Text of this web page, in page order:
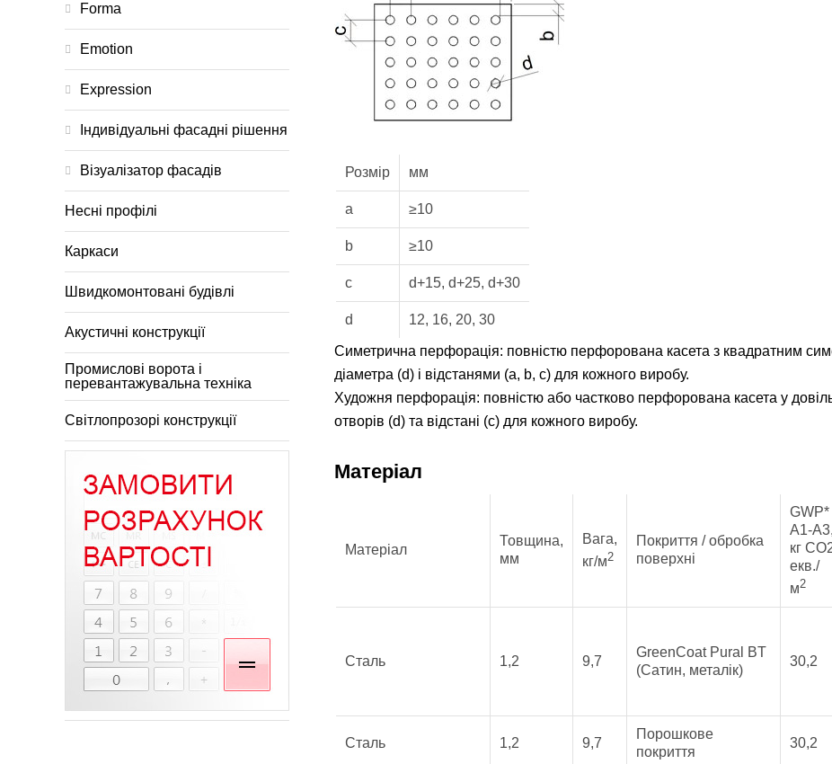
Forma
Emotion
Expression
Індивідуальні фасадні рішення
Візуалізатор фасадів
Несні профілі
Каркаси
Швидкомонтовані будівлі
Акустичні конструкції
Промислові ворота і
перевантажувальна техніка
Світлопрозорі конструкції
Розмір мм
a ≥10
b ≥10
c d+15, d+25, d+30
d 12, 16, 20, 30
Симетрична перфорація: повністю перфорована касета з квадратним
діаметра (d) і відстанями (a, b, c) для кожного виробу.
Художня перфорація: повністю або частково перфорована касета у
отворів (d) та відстані (c) для кожного виробу.
Матеріал
Матеріал
Товщина,
мм
Вага,
кг/м2
Покриття / обробка
поверхні
GWP*
A1-A3,
кг
екв./
м2
Сталь 1,2 9,7
GreenCoat Pural BT
(Сатин, металік)
30,2
Сталь 1,2 9,7
Порошкове
покриття
30,2